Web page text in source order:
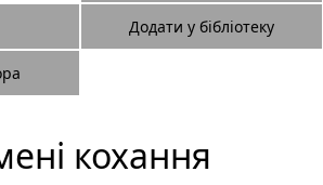
Додати у бібліотеку
кохання